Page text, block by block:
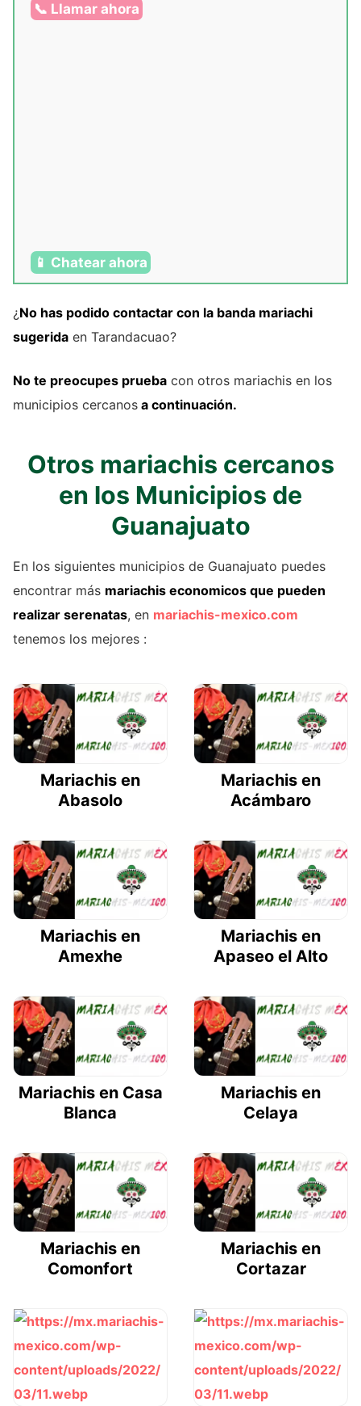
📞 Llamar ahora
📱 Chatear ahora
¿No has podido contactar con la banda mariachi
sugerida en Tarandacuao?
No te preocupes prueba con otros mariachis en los
municipios cercanos a continuación.
Otros mariachis cercanos
en los Municipios de
Guanajuato
En los siguientes municipios de Guanajuato puedes
encontrar más mariachis economicos que pueden
realizar serenatas, en mariachis-mexico.com
tenemos los mejores :
Mariachis en
Abasolo
Mariachis en
Acámbaro
Mariachis en
Amexhe
Mariachis en
Apaseo el Alto
Mariachis en Casa
Blanca
Mariachis en
Celaya
Mariachis en
Comonfort
Mariachis en
Cortazar